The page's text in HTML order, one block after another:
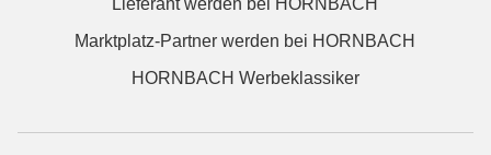
Lieferant werden bei HORNBACH
Marktplatz-Partner werden bei HORNBACH
HORNBACH Werbeklassiker